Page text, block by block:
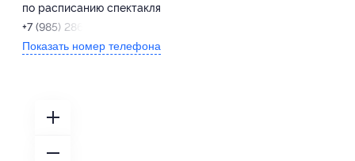
по расписанию спектакля
+7 (985) 286-81-19
Показать номер телефона